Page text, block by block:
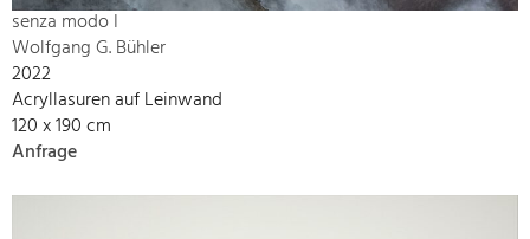
senza modo I
Wolfgang G. Bühler
2022
Acryllasuren auf Leinwand
120 x 190 cm
Anfrage